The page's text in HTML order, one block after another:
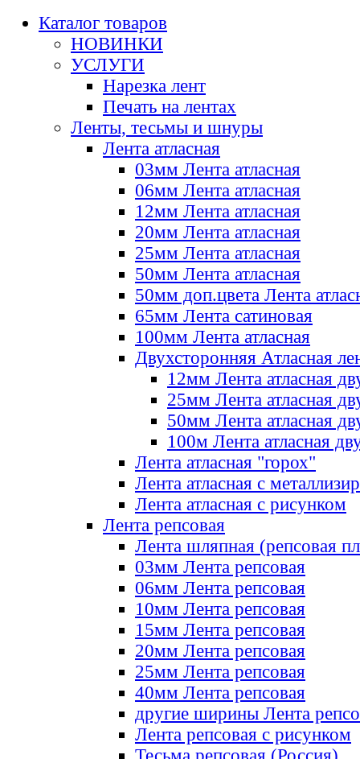
Каталог товаров
НОВИНКИ
УСЛУГИ
Нарезка лент
Печать на лентах
Ленты, тесьмы и шнуры
Лента атласная
03мм Лента атласная
06мм Лента атласная
12мм Лента атласная
20мм Лента атласная
25мм Лента атласная
50мм Лента атласная
50мм доп.цвета Лента
65мм Лента сатиновая
100мм Лента атласная
Двухсторонняя Атласная
12мм Лента атласная
25мм Лента атласная
50мм Лента атласная
100м Лента атласная
Лента атласная "горох"
Лента атласная с
Лента атласная с рисунком
Лента репсовая
Лента шляпная (репсовая
03мм Лента репсовая
06мм Лента репсовая
10мм Лента репсовая
15мм Лента репсовая
20мм Лента репсовая
25мм Лента репсовая
40мм Лента репсовая
другие ширины Лента
Лента репсовая с рисунком